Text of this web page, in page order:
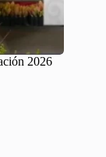
2026